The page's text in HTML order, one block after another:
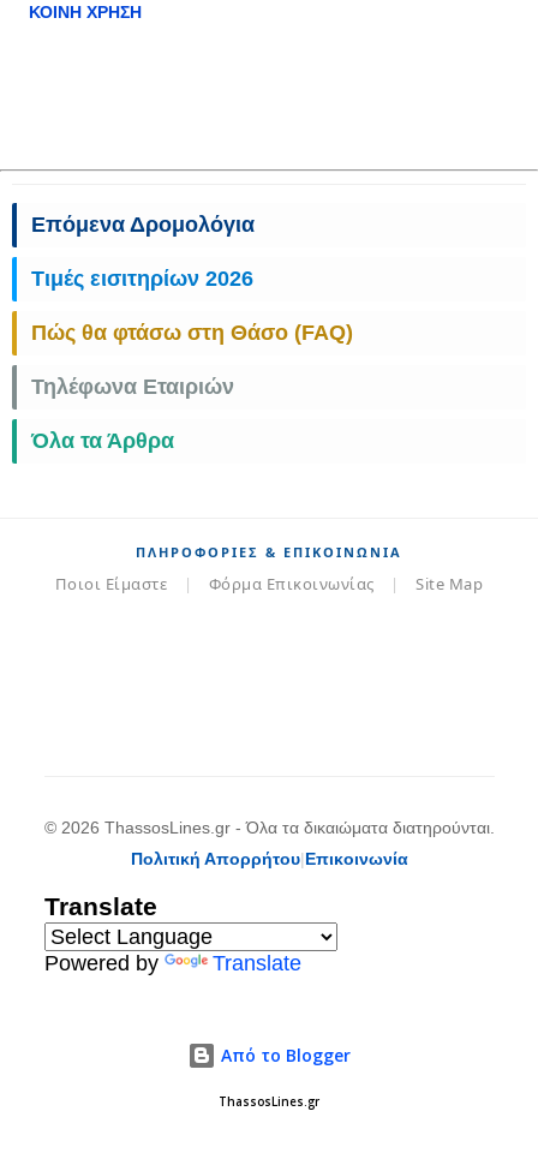
ΚΟΙΝΉ ΧΡΉΣΗ
Επόμενα Δρομολόγια
Τιμές εισιτηρίων 2026
Πώς θα φτάσω στη Θάσο (FAQ)
Τηλέφωνα Εταιριών
Όλα τα Άρθρα
ΠΛΗΡΟΦΟΡΊΕΣ & ΕΠΙΚΟΙΝΩΝΊΑ
Ποιοι Είμαστε | Φόρμα Επικοινωνίας | Site Map
© 2026 ThassosLines.gr - Όλα τα δικαιώματα διατηρούνται.
Πολιτική Απορρήτου|Επικοινωνία
Translate
Powered by Translate
Από το Blogger
ThassosLines.gr